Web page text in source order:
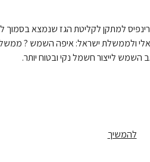
פעילי גרינפיס למתקן לקליטת הגז שנמצא
ולממשלת ישראל: איפה השמש ?
לייצור חשמל נקי ובטוח יותר.
להמשיך